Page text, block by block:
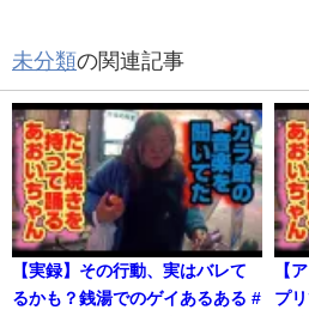
未分類の関連記事
【実録】その行動、実はバレて
るかも？銭湯でのゲイあるある #
【
プ